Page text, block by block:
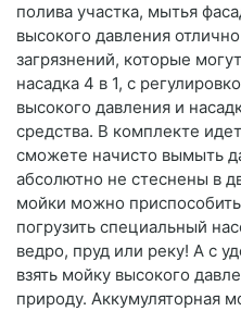
полива участка, мытья
высокого давления
загрязнений, которые
насадка 4 в 1, с
высокого давления и
средства. В комплекте
сможете начисто вымыть
абсолютно не стеснены в
мойки можно
погрузить специальный
ведро, пруд или реку! А с
взять мойку высокого
природу. Аккумуляторная